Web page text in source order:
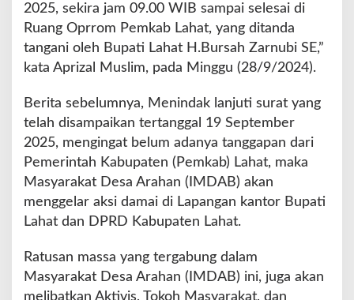
2025, sekira jam 09.00 WIB sampai selesai di
Ruang Oprrom Pemkab Lahat, yang ditanda
tangani oleh Bupati Lahat H.Bursah Zarnubi SE,”
kata Aprizal Muslim, pada Minggu (28/9/2024).
Berita sebelumnya, Menindak lanjuti surat yang
telah disampaikan tertanggal 19 September
2025, mengingat belum adanya tanggapan dari
Pemerintah Kabupaten (Pemkab) Lahat, maka
Masyarakat Desa Arahan (IMDAB) akan
menggelar aksi damai di Lapangan kantor Bupati
Lahat dan DPRD Kabupaten Lahat.
Ratusan massa yang tergabung dalam
Masyarakat Desa Arahan (IMDAB) ini, juga akan
melibatkan Aktivis, Tokoh Masyarakat, dan